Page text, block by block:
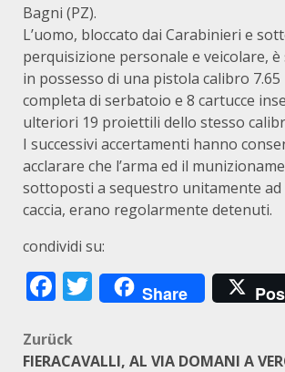
Bagni (PZ).
L’uomo, bloccato dai Carabinieri e
perquisizione personale e veicolare,
in possesso di una pistola calibro
completa di serbatoio e 8 cartucce
ulteriori 19 proiettili dello stesso
I successivi accertamenti hanno
acclarare che l’arma ed il
sottoposti a sequestro unitamente
caccia, erano regolarmente detenuti.
condividi su:
Facebook
Twitter
Share
Beitragsnavigation
Zurück
FIERACAVALLI, AL VIA DOMANI A